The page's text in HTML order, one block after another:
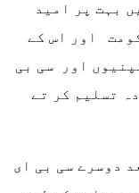
بہت پر امید
اور اس کے
اور سی بی
تسلیم کر تے
دوسرے سی بی ای